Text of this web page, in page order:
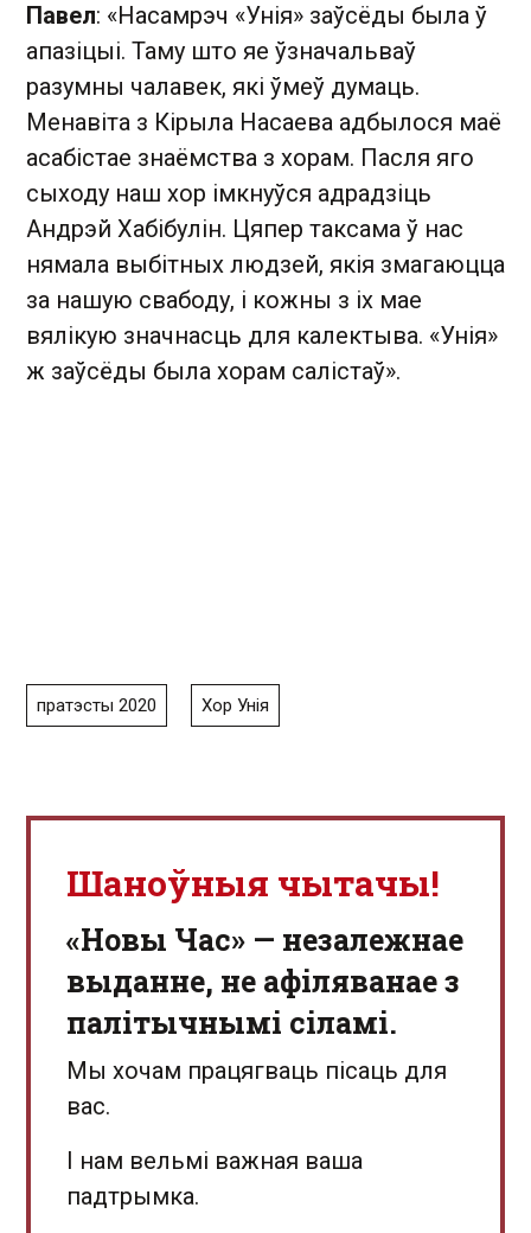
Павел: «Насамрэч «Унія» заўсёды была ў
апазіцыі. Таму што яе ўзначальваў
разумны чалавек, які ўмеў думаць.
Менавіта з Кірыла Насаева адбылося маё
асабістае знаёмства з хорам. Пасля яго
сыходу наш хор імкнуўся адрадзіць
Андрэй Хабібулін. Цяпер таксама ў нас
нямала выбітных людзей, якія змагаюцца
за нашую свабоду, і кожны з іх мае
вялікую значнасць для калектыва. «Унія»
ж заўсёды была хорам салістаў».
пратэсты 2020 Хор Унія
Шаноўныя чытачы!
«Новы Час» — незалежнае
выданне, не афіляванае з
палітычнымі сіламі.
Мы хочам працягваць пісаць для
вас.
І нам вельмі важная ваша
падтрымка.